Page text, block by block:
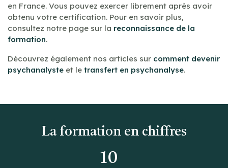
en France. Vous pouvez exercer librement après avoir
obtenu votre certification. Pour en savoir plus,
consultez notre page sur la reconnaissance de la
formation.
Découvrez également nos articles sur comment devenir
psychanalyste et le transfert en psychanalyse.
La formation en chiffres
10